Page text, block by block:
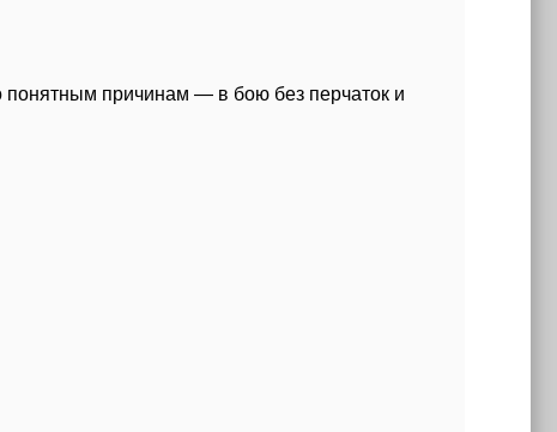
понятным причинам — в бою без перчаток и